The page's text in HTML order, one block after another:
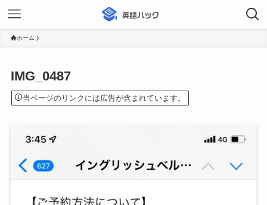
ホーム
IMG_0487
当ページのリンクには広告が含まれています。